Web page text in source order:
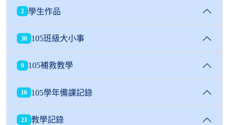
2 學生作品
38 105班級大小事
9 105補救教學
16 105學年備課記錄
23 教學記錄